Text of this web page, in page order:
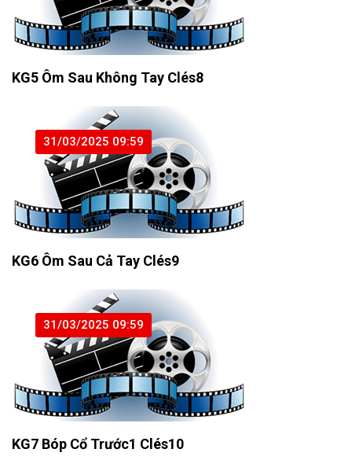
KG5 Ôm Sau Không Tay Clés8
31/03/2025 09:59
KG6 Ôm Sau Cả Tay Clés9
31/03/2025 09:59
KG7 Bóp Cổ Trước1 Clés10